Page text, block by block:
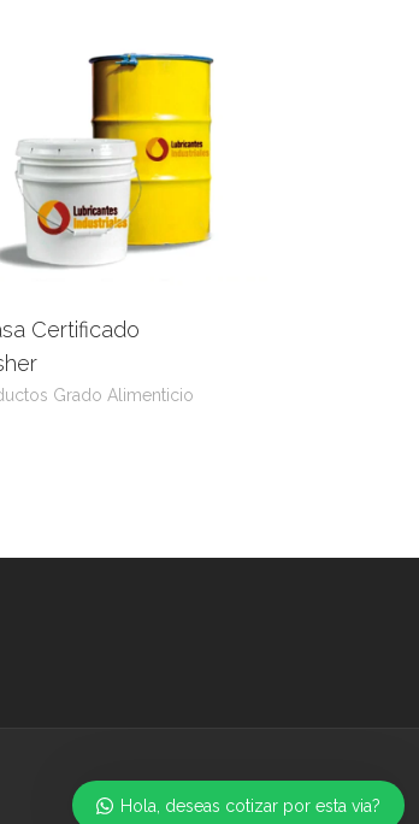
Certificado
Grado Alimenticio
Hola, deseas cotizar por esta via?